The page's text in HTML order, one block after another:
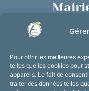
Pour offrir les meilleures
telles que les cookies pour
appareils. Le fait de
traiter des données telles
Du